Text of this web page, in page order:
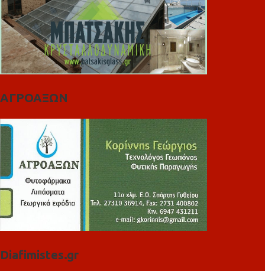
ΑΓΡΟΑΞΩΝ
Diafimistes.gr